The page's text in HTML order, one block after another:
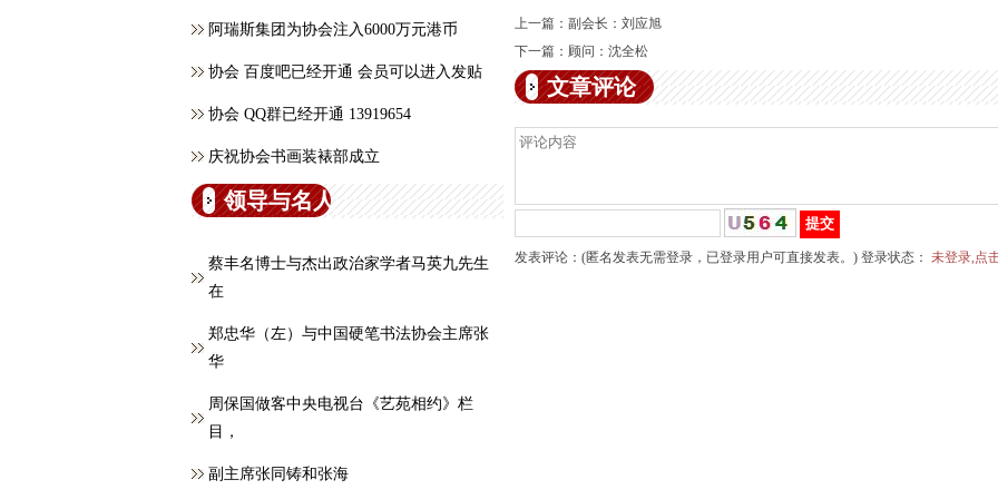
阿瑞斯集团为协会注入6000万元港币
协会 百度吧已经开通 会员可以进入发贴
协会 QQ群已经开通 13919654
庆祝协会书画装裱部成立
领导与名人
蔡丰名博士与杰出政治家学者马英九先生
在
郑忠华（左）与中国硬笔书法协会主席张
华
周保国做客中央电视台《艺苑相约》栏
目，
副主席张同铸和张海
上一篇： 副会长：刘应旭
下一篇： 顾问：沈全松
文章评论
发表评论：(匿名发表无需登录，已登录用户可直接发表。) 登录状态： 未登录,点